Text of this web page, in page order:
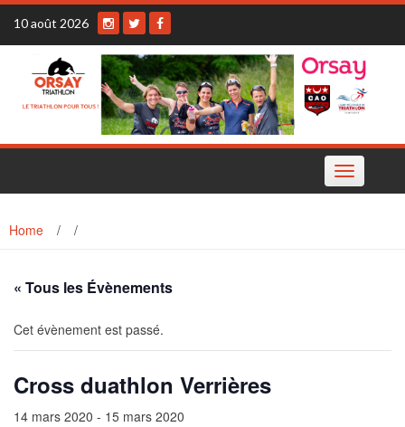
Skip
content
10 août 2026
Toggle
navigation
Home / /
« Tous les Évènements
Cet évènement est passé.
Cross duathlon Verrières
14 mars 2020 - 15 mars 2020